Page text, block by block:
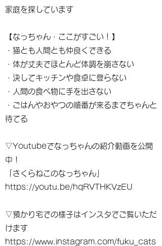
家庭を探しています
【なっちゃん・ここがすごい！】
・猫とも人間とも仲良くできる
・体が丈夫でほとんど体調を崩さない
・決してキッチンや食卓に登らない
・人間の食べ物に手を出さない
・ごはんやおやつの順番が来るまでちゃんと
待てる
▽Youtubeでなっちゃんの紹介動画を公開
中！
「さくらねこのなっちゃん」
https://youtu.be/hqRVTHKVzEU
▽預かり宅での様子はインスタでご覧いただ
けます
https://www.instagram.com/fuku_cats